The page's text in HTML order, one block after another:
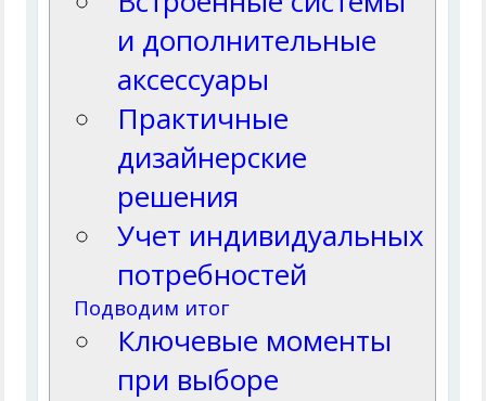
и дополнительные
аксессуары
Практичные
дизайнерские
решения
Учет индивидуальных
потребностей
Подводим итог
Ключевые моменты
при выборе